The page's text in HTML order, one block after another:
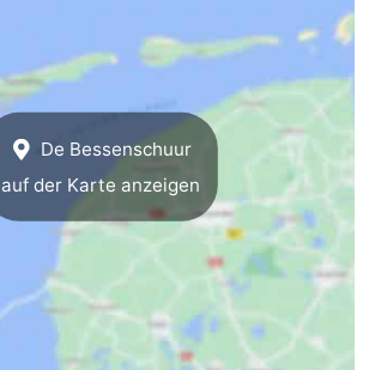
De Bessenschuur
auf der Karte anzeigen